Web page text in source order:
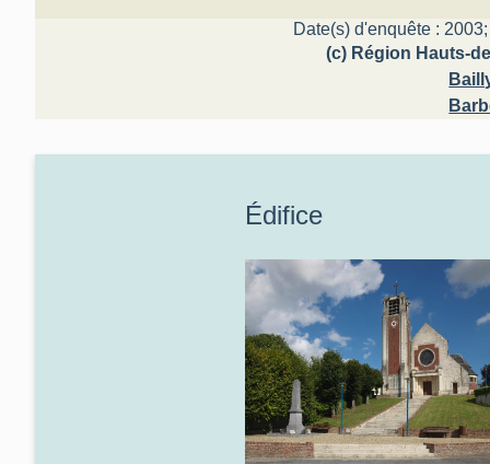
Date(s) d'enquête :
(c) Région Hauts-
Édifice